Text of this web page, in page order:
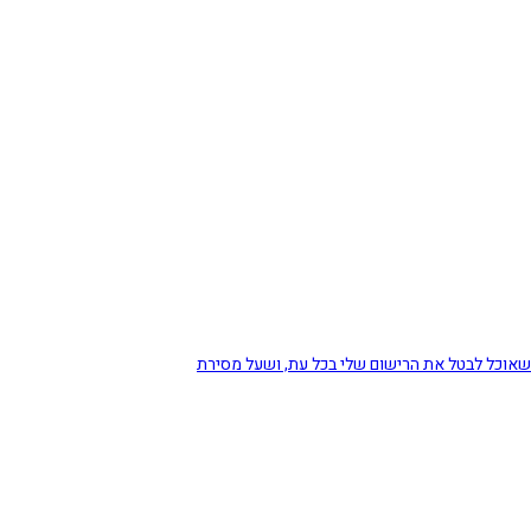
שאוכל לבטל את הרישום שלי בכל עת, ושעל מסירת